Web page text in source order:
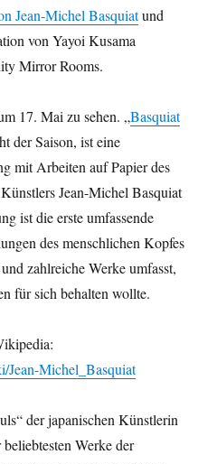
Jean-Michel Basquiatund
von Yayoi Kusama
Mirror Rooms.
17. Mai zu sehen. „Basquiat
der Saison, ist eine
mit Arbeiten auf Papier des
Jean-Michel Basquiat
ist die erste umfassende
des menschlichen Kopfes
zahlreiche Werke umfasst,
für sich behalten wollte.
Jean-Michel_Basquiat
der japanischen Künstlerin
beliebtesten Werke der